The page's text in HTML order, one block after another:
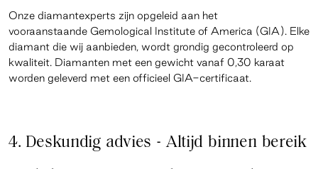
Onze diamantexperts zijn opgeleid aan het
vooraanstaande Gemological Institute of America (GIA). Elke
diamant die wij aanbieden, wordt grondig gecontroleerd op
kwaliteit. Diamanten met een gewicht vanaf 0,30 karaat
worden geleverd met een officieel GIA-certificaat.
4. Deskundig advies - Altijd binnen bereik